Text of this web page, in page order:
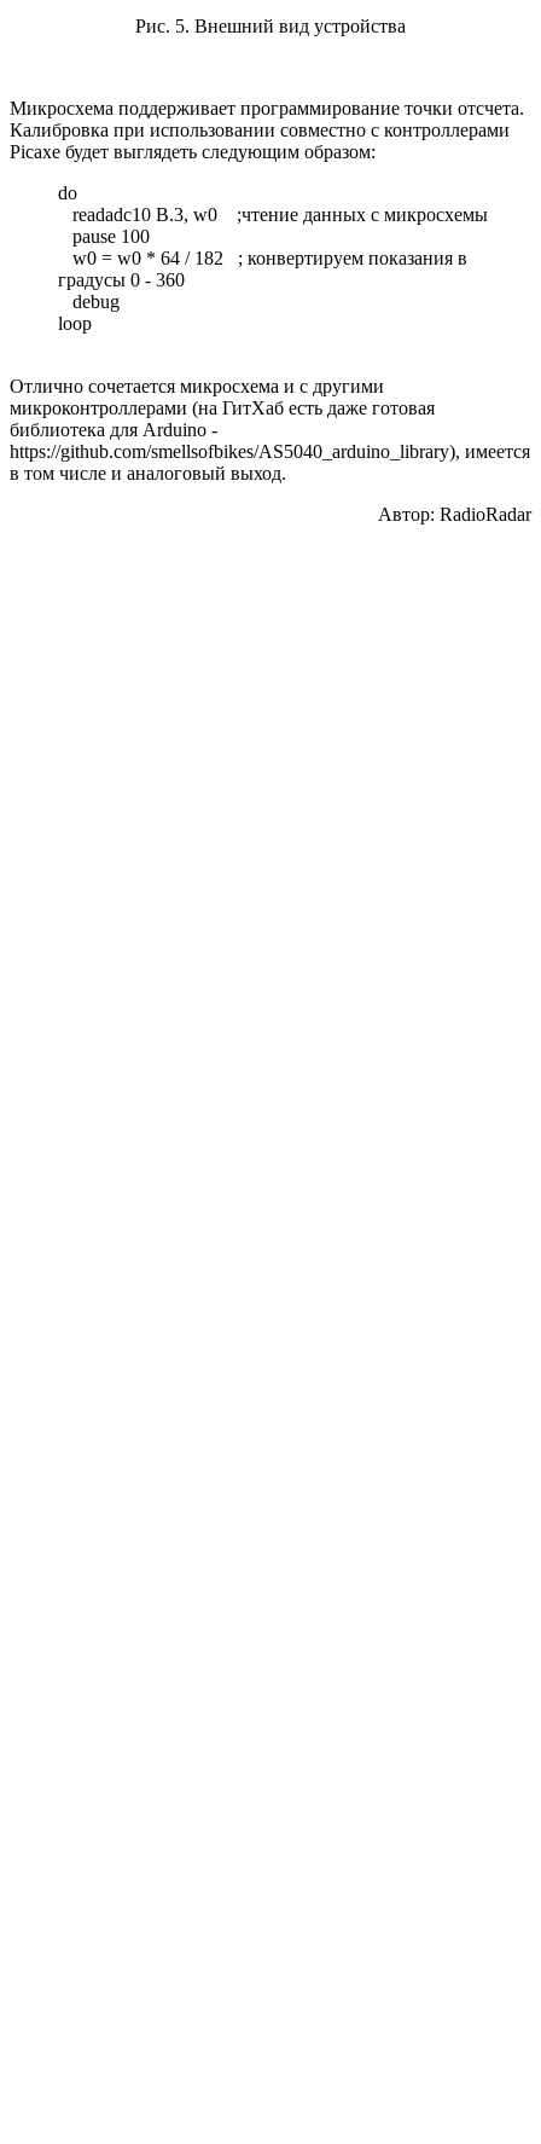
Рис. 5. Внешний вид устройства
Микросхема поддерживает программирование точки отсчета.
Калибровка при использовании совместно с контроллерами
Picaxe будет выглядеть следующим образом:
do
readadc10 B.3, w0 ;чтение данных с микросхемы
pause 100
w0 = w0 * 64 / 182 ; конвертируем показания в
градусы 0 - 360
debug
loop
Отлично сочетается микросхема и с другими
микроконтроллерами (на ГитХаб есть даже готовая
библиотека для Arduino -
https://github.com/smellsofbikes/AS5040_arduino_library), имеется
в том числе и аналоговый выход.
Автор: RadioRadar